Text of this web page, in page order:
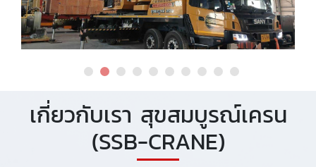
เกี่ยวกับเรา สุขสมบูรณ์เครน
(SSB-CRANE)